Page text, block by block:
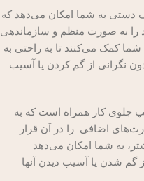
درون کیف دستی به شما امکان می‌دهد که
را به صورت منظم و سازماندهی
شما کمک می‌کنند تا به راحتی به
نگرانی از گم کردن یا آسیب
جلوی کار همراه است که به
اضافی را در آن قرار
به شما امکان می‌دهد
گم شدن یا آسیب دیدن آنها